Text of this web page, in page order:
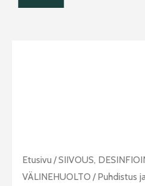
Etusivu /SIIVOUS,
VÄLINEHUOLTO / Puhdistus
Lattiavaha
5L